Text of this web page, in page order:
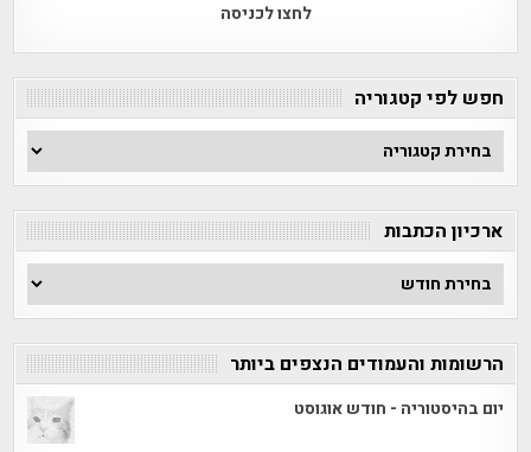
לחצו לכניסה
חפש לפי קטגוריה
חפש
לפי
ארכיון הכתבות
ארכיון
הכתבות
הרשומות והעמודים הנצפים ביותר
יום בהיסטוריה - חודש אוגוסט